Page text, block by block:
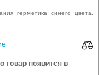
герметика синего цвета.
товар появится в